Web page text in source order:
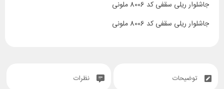
جاشلوار ریلی سقفی کد 8006 ملونی
جاشلوار ریلی سقفی کد 8006 ملونی
توضیحات نظرات